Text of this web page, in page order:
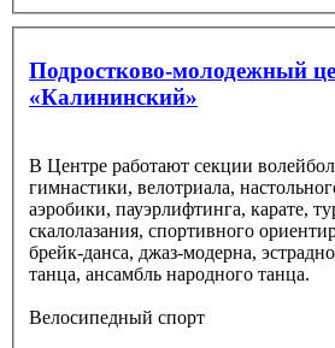
Подростково-молодежный
«Калининский»
В Центре работают секции
гимнастики, велотриала,
аэробики, пауэрлифтинга, карате,
скалолазания, спортивного
брейк-данса, джаз-модерна,
танца, ансамбль народного танца.
Велосипедный спорт